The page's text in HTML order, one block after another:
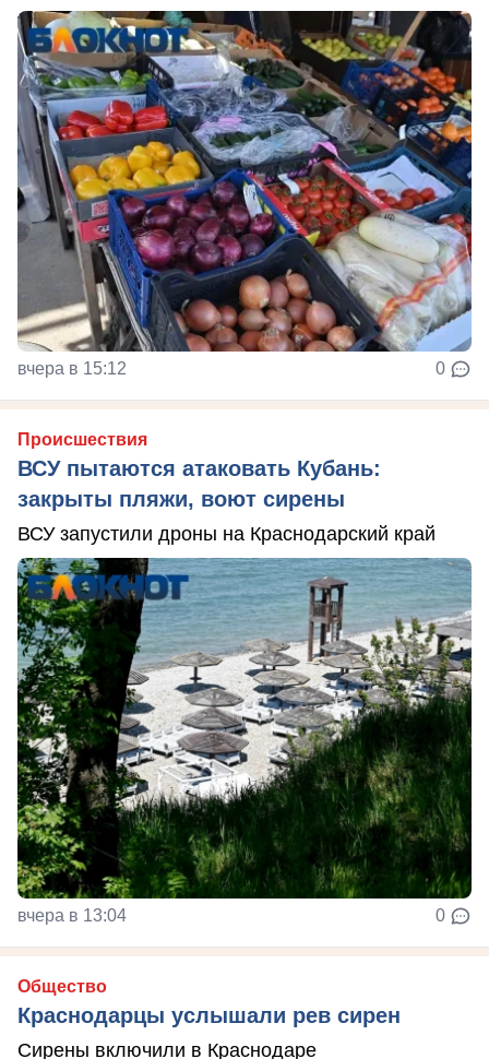
вчера в 15:12 0
Происшествия
ВСУ пытаются атаковать Кубань:
закрыты пляжи, воют сирены
ВСУ запустили дроны на Краснодарский край
вчера в 13:04 0
Общество
Краснодарцы услышали рев сирен
Сирены включили в Краснодаре